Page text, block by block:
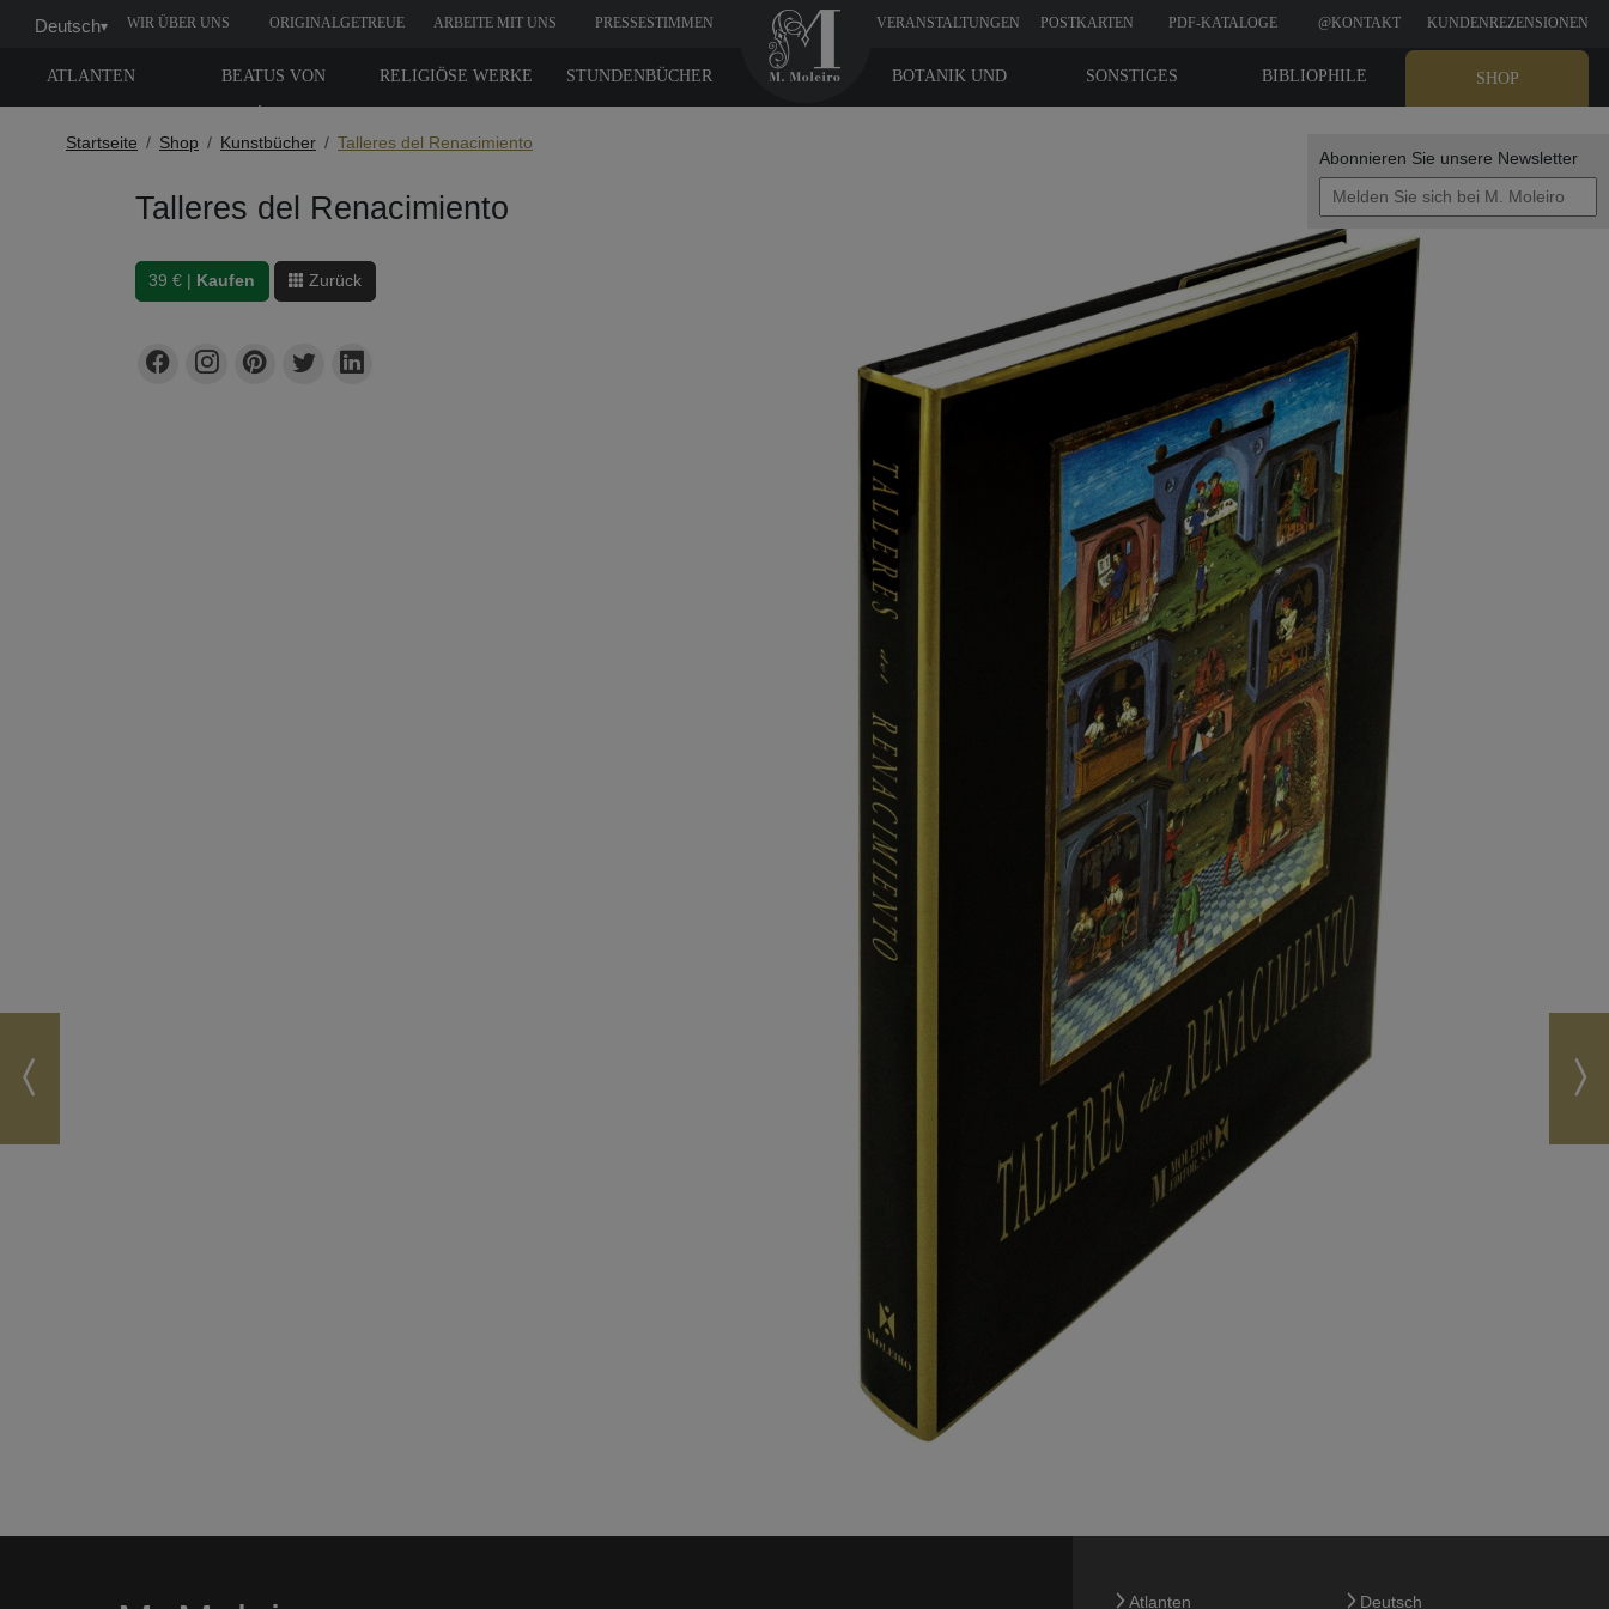
Abonnieren Sie unsere Newsletter
Deutsch▾ WIR ÜBER UNS ORIGINALGETREUE ARBEITE MIT UNS PRESSESTIMMEN VERANSTALTUNGEN POSTKARTEN PDF-KATALOGE @KONTAKT KUNDENREZENSIONEN
ATLANTEN BEATUS VON RELIGIÖSE WERKE STUNDENBÜCHER SHOP
BIBLIOPHILE
SONSTIGES
BOTANIK UND
Startseite Shop Kunstbücher Talleres del Renacimiento
Talleres del Renacimiento
39 € | Kaufen Zurück
Atlanten
Deutsch